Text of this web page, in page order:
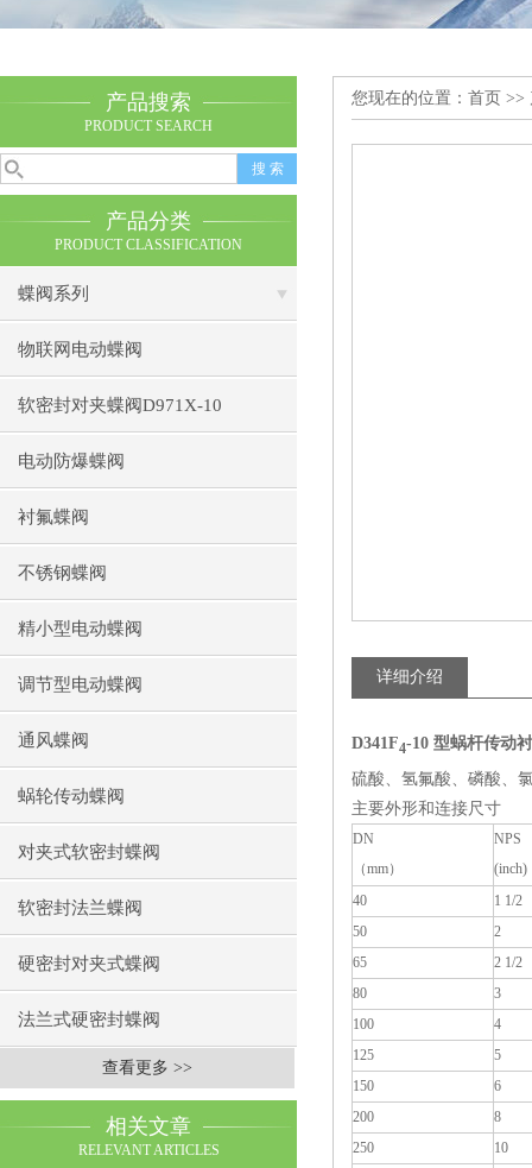
产品搜索
PRODUCT SEARCH
产品分类
PRODUCT CLASSIFICATION
蝶阀系列
物联网电动蝶阀
软密封对夹蝶阀D971X-10
电动防爆蝶阀
衬氟蝶阀
不锈钢蝶阀
精小型电动蝶阀
调节型电动蝶阀
通风蝶阀
蜗轮传动蝶阀
对夹式软密封蝶阀
软密封法兰蝶阀
硬密封对夹式蝶阀
法兰式硬密封蝶阀
查看更多 >>
相关文章
RELEVANT ARTICLES
您现在的位置： 首页 >>
详细介绍
D341F4-10 型蜗杆传动
硫酸、氢氟酸、磷酸、
主要外形和连接尺寸
DN
（mm）
NPS
(inch)
40
1 1/2
50
2
65
2 1/2
80
3
100
4
125
5
150
6
200
8
250
10